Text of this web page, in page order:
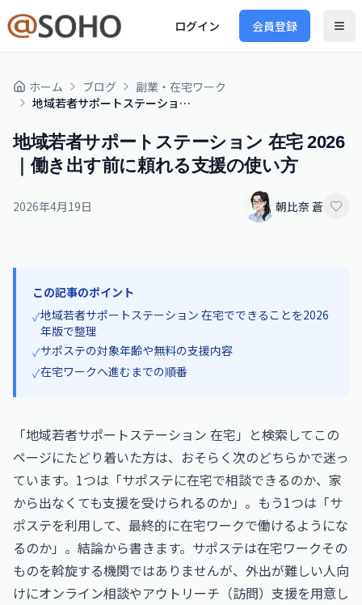
ログイン 会員登録
ホーム ブログ
副業・在宅ワーク
地域若者サポートステーション 在宅 2026｜働き出す前に頼れる支援の使い方
地域若者サポートステーション 在宅 2026
｜働き出す前に頼れる支援の使い方
2026年4月19日 朝比奈 蒼
この記事のポイント
✓地域若者サポートステーション 在宅でできることを2026
年版で整理
✓サポステの対象年齢や無料の支援内容
✓在宅ワークへ進むまでの順番
「地域若者サポートステーション 在宅」と検索してこの
ページにたどり着いた方は、おそらく次のどちらかで迷っ
ています。1つは「サポステに在宅で相談できるのか、家
から出なくても支援を受けられるのか」。もう1つは「サ
ポステを利用して、最終的に在宅ワークで働けるようにな
るのか」。結論から書きます。サポステは在宅ワークその
ものを斡旋する機関ではありませんが、外出が難しい人向
けにオンライン相談やアウトリーチ（訪問）支援を用意し